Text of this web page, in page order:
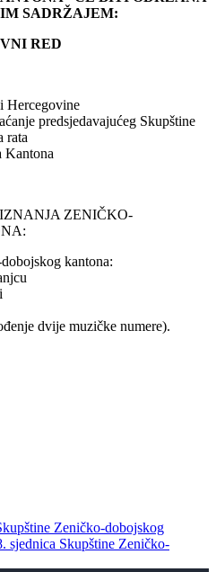
SADRŽAJEM:
RED
Hercegovine
predsjedavajućeg Skupštine
rata
Kantona
ZENIČKO-
kantona:
dvije muzičke numere).
Zeničko-dobojskog
sjednica Skupštine Zeničko-